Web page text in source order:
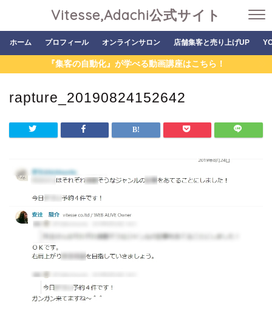
Vitesse,Adachi公式サイト
ホーム プロフィール オンラインサロン 店舗集客と売り上げUP
『集客の自動化』が学べる動画講座はこちら！
rapture_20190824152642